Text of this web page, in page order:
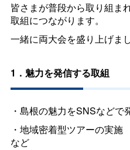
皆さまが普段から取り組ま
取組につながります。
一緒に両大会を盛り上げま
1．魅力を発信する取組
・島根の魅力をSNSなどで
・地域密着型ツアーの実施
など